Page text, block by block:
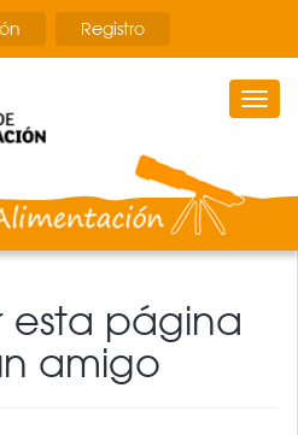
Registro
esta página
amigo